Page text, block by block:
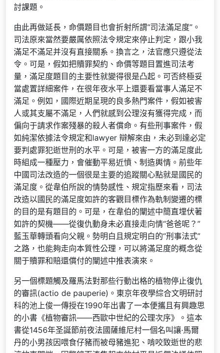
討課題。
由此再做延長，命價題目也會折射所謂“司法滿足度”。
司法原來當然要嚴厲依照法令規定來停止判定，跟小我
滿足不滿足并沒有直接關系。換言之，法官應只遵從法
令。可是，假如把贖罪契約、命價等題目置進司法考
量，滿足度題目的主要性就變得很是凸起。可否終極妥
當處置詳細案件，在很年夜水平上還要看當事人滿足不
滿足。例如，國際近期呈現的良多熱門案件，假如被害
人或其支屬不滿足，人們就感到公理沒有獲得完成，而
偏向于請求作案殘暴的殺人者償命。有些刑事案件，假
如純潔依據法令規定和lawyer 辯解來由，未必到達必定
要判處罪犯逝世刑的水平。可是，被害一方的滿足度此
時組成一種壓力，會催動平易近憤、制造輿情。前些年
中國司法改造的一個很是主要的追蹤關心點就是國民的
滿足度。從韋伯所說的情勢感性、規定指歷來看，司法
改造以國民的滿足度如許的客觀目標作為軌制變遷的標
的目的是有題目的。可是，在韋伯的闡述中簡直埋伏著
如許的契機——從復仇動身未必直接走向情“爸爸呢？”
藍玉華轉頭看向父親。勢明白且規定明白的“刑事法式”
之路，也能夠走向本質性公理，可以將滿足度的概念從
關于贖罪和賠還償付的闡述中推表演來。
另一個標題觸及羅馬法對那些行動出格的植物停止復仇
的審訊(actio de pauperie)。東京年夜學綜合文明研討
科的池上俊一傳授在1990年出書了一本便攜且有興趣思
的小書《植物審訊——西歐中世紀的公理次序》。這本
書從1456年圣誕節前夜法國薩維尼村一個名叫讓·馬爾
丹的小男孩因喂食仔豬而被母豬進犯、啃咬致逝世的悲